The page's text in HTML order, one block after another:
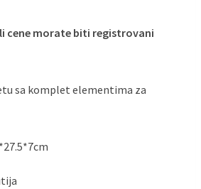
cene morate biti registrovani
sa komplet elementima za